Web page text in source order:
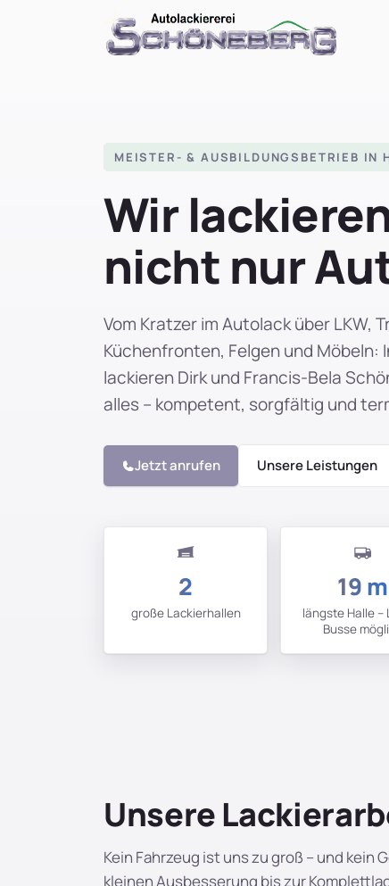
MEISTER- & AUSBILDUNGSBETRIEB IN
Wir
nicht nur
Vom Kratzer im Autolack über LKW,
Küchenfronten, Felgen und Möbeln:
lackieren Dirk und Francis-Bela
alles – kompetent, sorgfältig und
Jetzt anrufen Unsere Leistungen
2
große Lackierhallen
19 m
längste Halle –
Busse
Unsere
Kein Fahrzeug ist uns zu groß – und kein
kleinen Ausbesserung bis zur